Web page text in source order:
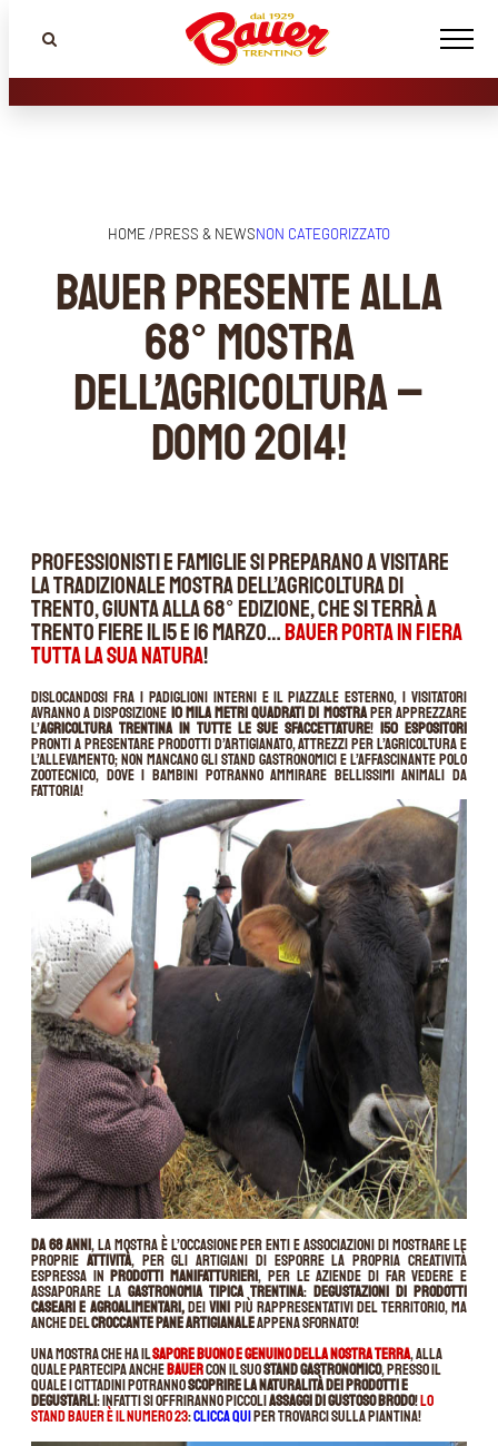
HOME /PRESS & NEWSNON CATEGORIZZATO
Bauer presente alla
68° Mostra
dell’Agricoltura –
DOMO 2014!
Professionisti e famiglie si preparano a visitare
la tradizionale Mostra dell’Agricoltura di
Trento, giunta alla 68° edizione, che si terrà a
Trento Fiere il 15 e 16 marzo…Bauer porta in fiera
tutta la sua natura!
Dislocandosi fra i padiglioni interni e il piazzale esterno, i visitatori
avranno a disposizione 10 mila metri quadrati di mostraper apprezzare
l’agricoltura trentina in tutte le sue sfaccettature!150 espositori
pronti a presentare prodotti d’artigianato, attrezzi per l’agricoltura e
l’allevamento; non mancano gli stand gastronomici e l’affascinante polo
zootecnico, dove i bambini potranno ammirare bellissimi animali da
fattoria!
Da 68 anni, la mostra è l’occasione per enti e associazioni di mostrare le
proprie attività, per gli artigiani di esporre la propria creatività
espressa inprodotti manifatturieri, per le aziende di far vedere e
assaporare la gastronomia tipica trentina: degustazioni di prodotti
caseari e agroalimentari,deivini più rappresentativi del territorio, ma
anche delcroccante pane artigianaleappena sfornato!
Una mostra che ha ilsapore buono e genuino della nostra terra, alla
quale partecipa ancheBauercon il suostand gastronomico, presso il
quale i cittadini potrannoscoprire la naturalità dei prodotti e
degustarli: infatti si offriranno piccoliassaggi di gustoso brodo!Lo
stand Bauer è il numero 23:clicca quiper trovarci sulla piantina!